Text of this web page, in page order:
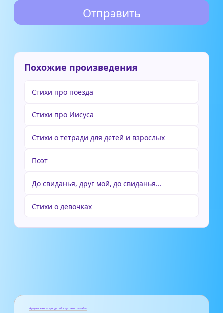
Похожие произведения
Стихи про поезда
Стихи про Иисуса
Стихи о тетради для детей и взрослых
Поэт
До свиданья, друг мой, до свиданья...
Стихи о девочках
Аудиосказки для детей слушать онлайн